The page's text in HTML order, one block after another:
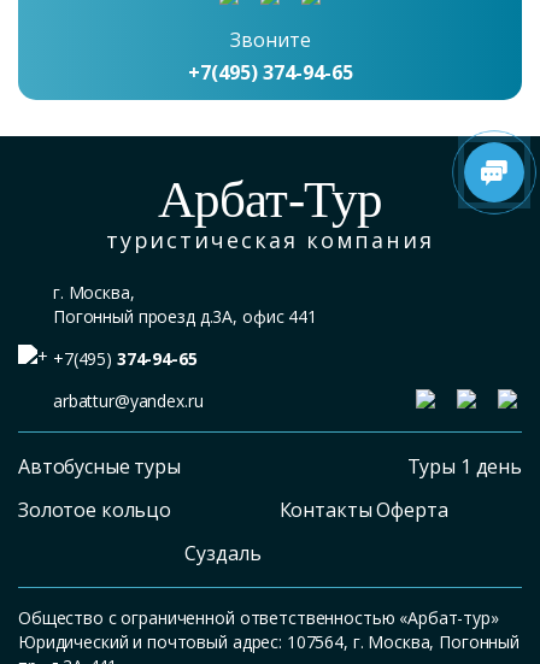
Звоните
+7(495) 374-94-65
Арбат-Тур
туристическая компания
г. Москва,
Погонный проезд д.3А, офис 441
+7(495) 374-94-65
arbattur@yandex.ru
Автобусные туры
Золотое кольцо
Суздаль
Туры 1 день
Контакты Оферта
Общество с ограниченной ответственностью «Арбат-тур»
Юридический и почтовый адрес: 107564, г. Москва, Погонный